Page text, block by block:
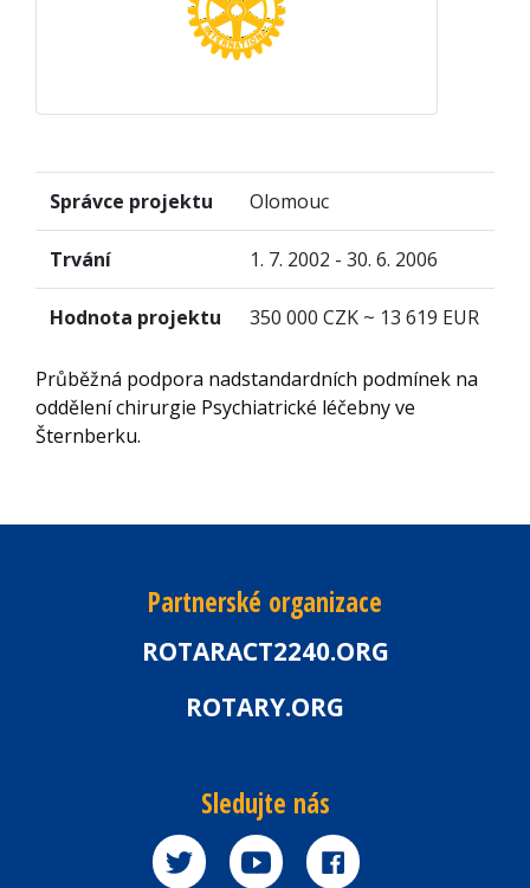
Správce projektu Olomouc
Trvání 1. 7. 2002 - 30. 6. 2006
Hodnota projektu 350 000 CZK ~ 13 619 EUR
Průběžná podpora nadstandardních podmínek na
oddělení chirurgie Psychiatrické léčebny ve
Šternberku.
Partnerské organizace
ROTARACT2240.ORG
ROTARY.ORG
Sledujte nás